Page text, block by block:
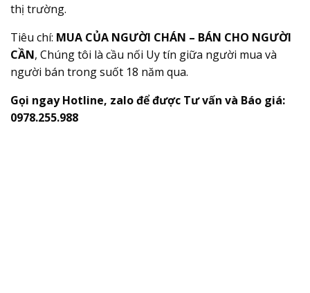
thị trường.
Tiêu chí: MUA CỦA NGƯỜI CHÁN – BÁN CHO NGƯỜI
CẦN, Chúng tôi là cầu nối Uy tín giữa người mua và
người bán trong suốt 18 năm qua.
Gọi ngay Hotline, zalo để được Tư vấn và Báo giá:
0978.255.988